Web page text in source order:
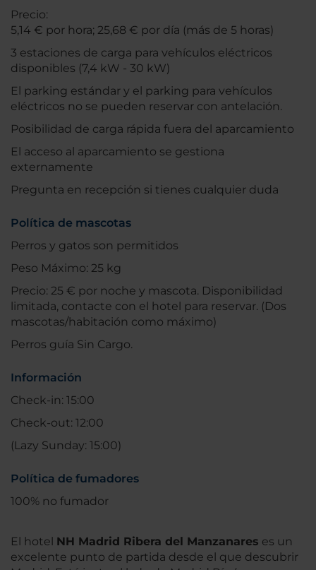
Precio:
5,14 € por hora; 25,68 € por día (más de 5 horas)
3 estaciones de carga para vehículos eléctricos
disponibles (7,4 kW - 30 kW)
El parking estándar y el parking para vehículos
eléctricos no se pueden reservar con antelación.
Posibilidad de carga rápida fuera del aparcamiento
El acceso al aparcamiento se gestiona
externamente
Pregunta en recepción si tienes cualquier duda
Política de mascotas
Perros y gatos son permitidos
Peso Máximo: 25 kg
Precio: 25 € por noche y mascota. Disponibilidad
limitada, contacte con el hotel para reservar. (Dos
mascotas/habitación como máximo)
Perros guía Sin Cargo.
Información
Check-in: 15:00
Check-out: 12:00
(Lazy Sunday: 15:00)
Política de fumadores
100% no fumador
El hotel NH Madrid Ribera del Manzanares es un
excelente punto de partida desde el que descubrir